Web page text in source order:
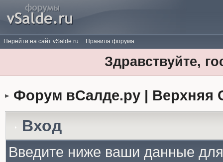
Перейти на сайт vSalde.ru Правила форума
Здравствуйте,
Форум вСалде.ру | Верхняя
Вход
Введите ниже ваши данные